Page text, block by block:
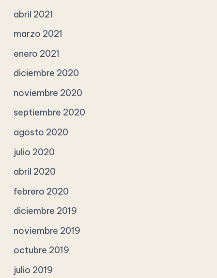
abril 2021
marzo 2021
enero 2021
diciembre 2020
noviembre 2020
septiembre 2020
agosto 2020
julio 2020
abril 2020
febrero 2020
diciembre 2019
noviembre 2019
octubre 2019
julio 2019